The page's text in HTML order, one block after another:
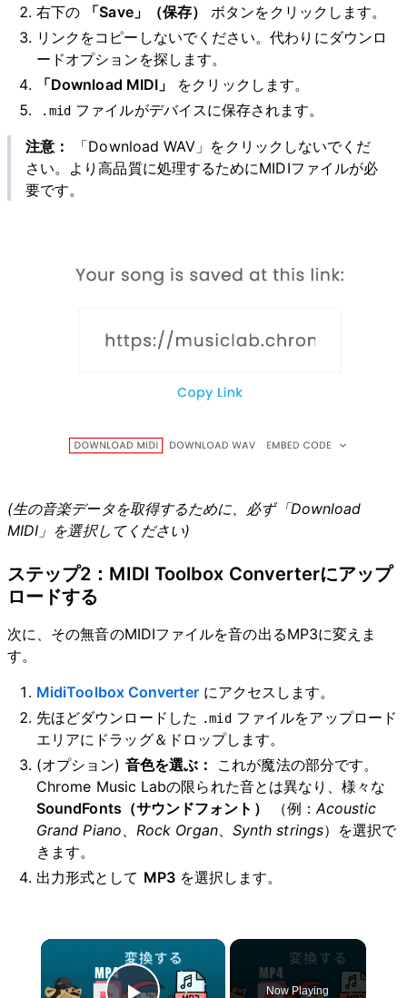
右下の
「Save」（保存）
ボタンをクリックします。
リンクをコピーしないでください。代わりにダウンロ
ードオプションを探します。
「Download MIDI」
をクリックします。
.mid ファイルがデバイスに保存されます。
注意：
「Download WAV」をクリックしないでくだ
さい。より高品質に処理するためにMIDIファイルが必
要です。
(生の音楽データを取得するために、必ず「Download
MIDI」を選択してください)
ステップ2：MIDI Toolbox Converterにアップ
ロードする
次に、その無音のMIDIファイルを音の出るMP3に変えま
す。
MidiToolbox Converterにアクセスします。
先ほどダウンロードした
.mid ファイルをアップロード
エリアにドラッグ＆ドロップします。
(オプション) 音色を選ぶ：
これが魔法の部分です。
Chrome Music Labの限られた音とは異なり、様々な
SoundFonts（サウンドフォント）
（例：Acoustic
Grand Piano、 Rock Organ、 Synth strings）を選択で
きます。
出力形式として MP3を選択します。
Now Playing